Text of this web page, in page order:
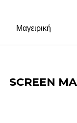
Μαγειρική
SCREEN